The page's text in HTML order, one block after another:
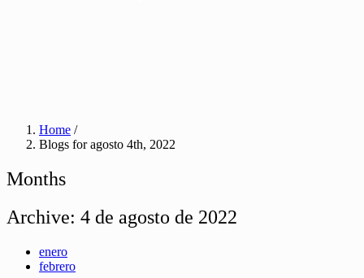
Home /
Blogs for agosto 4th, 2022
Months
Archive: 4 de agosto de 2022
enero
febrero